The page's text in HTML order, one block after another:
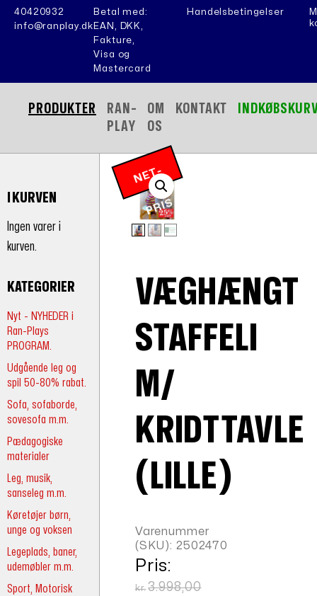
40420932
info@ranplay.dk
Betal med:
EAN, DKK,
Fakture,
Visa og
Mastercard
Handelsbetingelser
PRODUKTER
RAN-
PLAY
OM
OS
KONTAKT
I KURVEN
Ingen varer i
kurven.
KATEGORIER
Nyt - NYHEDER i
Ran-Plays
PROGRAM.
Udgående leg og
spil 50-80% rabat.
Sofa, sofaborde,
sovesofa m.m.
Pædagogiske
materialer
Leg, musik,
sanseleg m.m.
Køretøjer børn,
unge og voksen
Legeplads, baner,
udemøbler m.m.
Sport, Motorisk
N
E
T
-
P
RI
S
VÆGHÆNGT
STAFFELI
M/
KRIDTTAVLE
(LILLE)
Varenummer
(SKU): 2502470
Pris:
kr. 3.998,00Den